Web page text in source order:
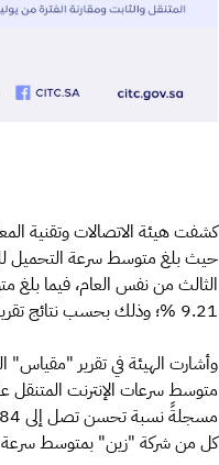
9.21 %؛ وذلك بحسب نتائج تقرير "مقياس" لمؤشرات سرعة الإنترنت وسرعة الوصول للمحتوى الرقمي في المملكة.
كل من شركة "زين" بمتوسط سرعة 92.17، وشركة موبايلي بمتوسط سرعة يصل إلى 78.10 ميجابت في ثانية.